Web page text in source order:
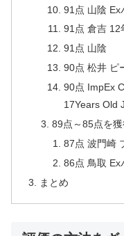
91点 山陰 Ex
91点 倉吉 12
91点 山陰
90点 松井 ピ
90点 ImpEx
17Years Old
89点～85点を
87点 波門崎
86点 鳥取 Ex
まとめ